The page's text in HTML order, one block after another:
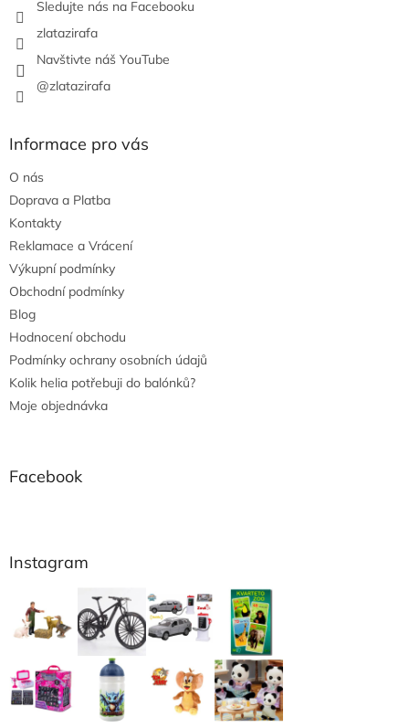
Sledujte nás na Facebooku
zlatazirafa
Navštivte náš YouTube
@zlatazirafa
Informace pro vás
O nás
Doprava a Platba
Kontakty
Reklamace a Vrácení
Výkupní podmínky
Obchodní podmínky
Blog
Hodnocení obchodu
Podmínky ochrany osobních údajů
Kolik helia potřebuji do balónků?
Moje objednávka
Facebook
Instagram